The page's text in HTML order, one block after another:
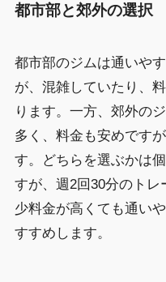
都市部と郊外の選択
都市部のジムは通いや
が、混雑していたり、
ります。一方、郊外の
多く、料金も安めです
す。どちらを選ぶかは
すが、週2回30分のト
少料金が高くても通い
すすめします。